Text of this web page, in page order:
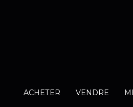
ACHETER VENDRE